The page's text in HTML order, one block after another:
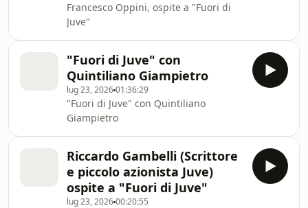
Francesco Oppini, ospite a "Fuori di
Juve"
"Fuori di Juve" con
Quintiliano Giampietro
lug 23, 202601:36:29
"Fuori di Juve" con Quintiliano
Giampietro
Riccardo Gambelli (Scrittore
e piccolo azionista Juve)
ospite a "Fuori di Juve"
lug 23, 202600:20:55